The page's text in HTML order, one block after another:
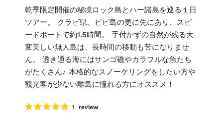
乾季限定開催の秘境ロック島とハー諸島を巡る１日
ツアー。 クラビ県、ピピ島の更に先にあり、スピ
ードボートで約1.5時間。 手付かずの自然が残る大
変美しい無人島は、長時間の移動も苦になりませ
ん。 透き通る海にはサンゴ礁やカラフルな魚たち
がたくさん♪ 本格的なスノーケリングをしたい方や
観光客が少ない離島に憧れる方にオススメ！
1 review